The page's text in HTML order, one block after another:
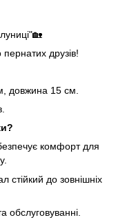
друзів!
довжина 15 см.
комфорт для
стійкий до зовнішніх
обслуговуванні.